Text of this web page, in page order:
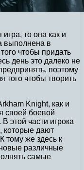
то она как и
выполнена в
чтобы придать
день это далеко не
поэтому
того чтобы творить
Knight, как и
своей боевой
этой части игрока
которые дают
тому же здесь к
различные
самые